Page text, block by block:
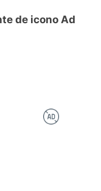
de icono Ad